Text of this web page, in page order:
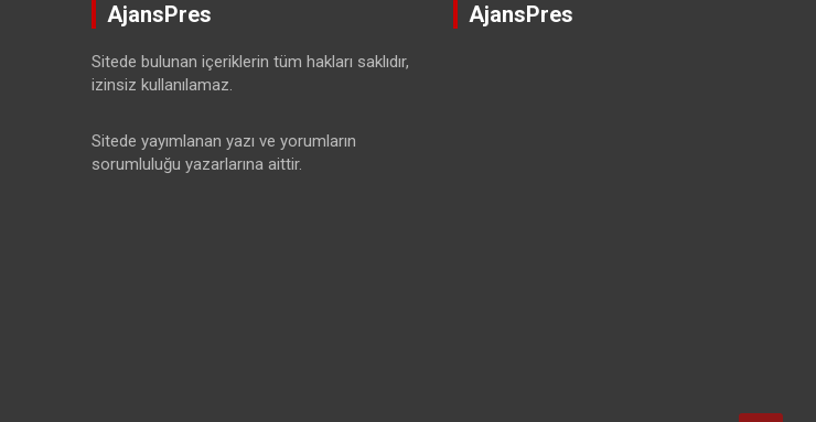
AjansPres
Sitede bulunan içeriklerin tüm hakları saklıdır,
izinsiz kullanılamaz.
Sitede yayımlanan yazı ve yorumların
sorumluluğu yazarlarına aittir.
AjansPres